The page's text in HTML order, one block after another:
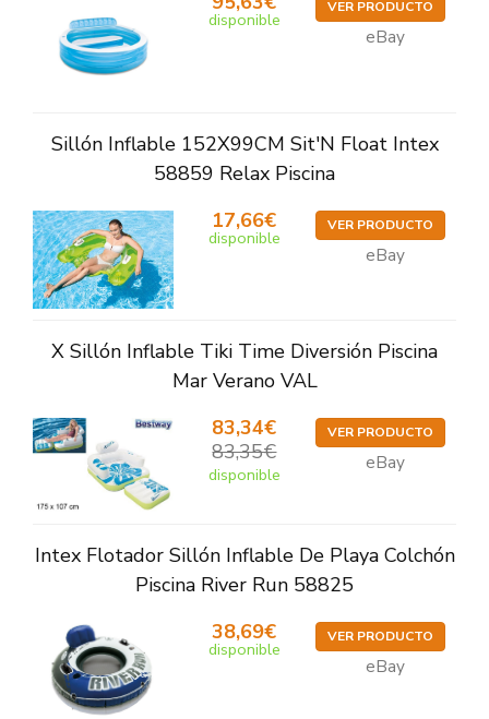
disponible
VER PRODUCTO
eBay
Sillón Inflable 152X99CM Sit'N Float Intex
58859 Relax Piscina
17,66€
disponible
VER PRODUCTO
eBay
X Sillón Inflable Tiki Time Diversión Piscina
Mar Verano VAL
83,34€
83,35€
disponible
VER PRODUCTO
eBay
Intex Flotador Sillón Inflable De Playa Colchón
Piscina River Run 58825
38,69€
disponible
VER PRODUCTO
eBay